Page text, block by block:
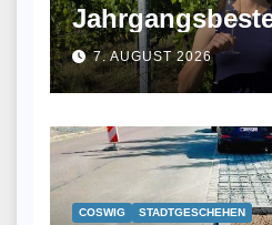
ihrem Studium
keinen Job
Winzerin
7. AUGUST 2026
COSWIG STADTGESCHEHEN